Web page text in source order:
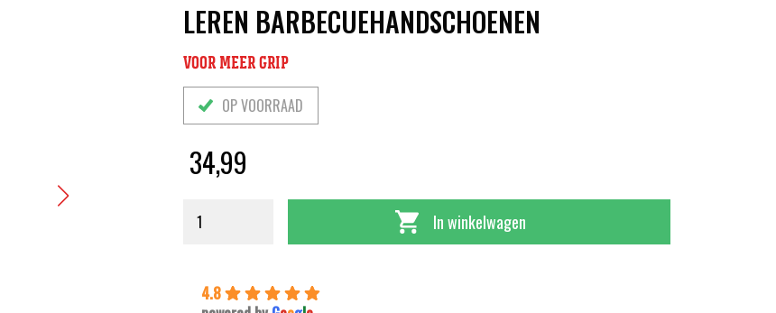
LEREN BARBECUEHANDSCHOENEN
VOOR MEER GRIP
OP VOORRAAD
34,99
In winkelwagen
4.8